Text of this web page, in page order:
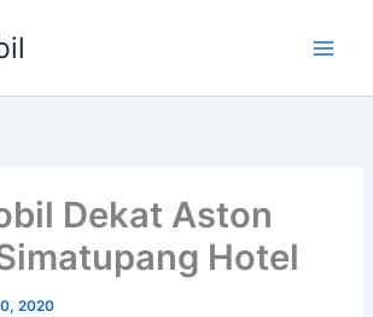
Dekat Aston
Hotel
2020